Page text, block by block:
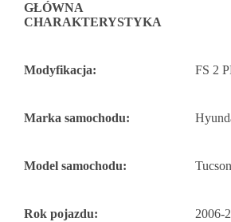
GŁÓWNA
CHARAKTERYSTYKA
Modyfikacja: FS 2
Marka samochodu:
Model samochodu: Tucson
Rok pojazdu: 2006-